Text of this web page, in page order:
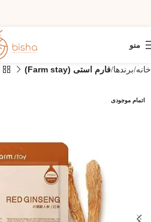
منو
خانه برندها فارم استی (Farm stay)
اتمام موجودی